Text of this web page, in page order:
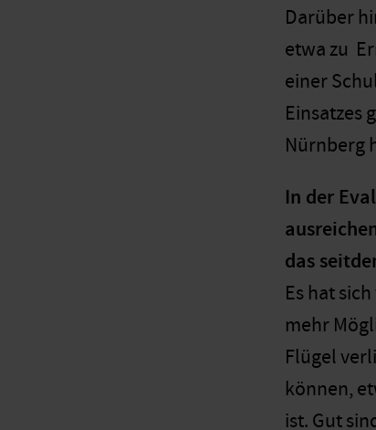
Darüber
etwa zu
einer
Einsatzes
Nürnberg
In der
das
Es hat
mehr
Flügel
können,
ist. Gut